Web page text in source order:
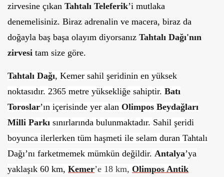
zirvesine çıkan Tahtalı Teleferik’i mutlaka
denemelisiniz. Biraz adrenalin ve macera, biraz da
doğayla baş başa olayım diyorsanız Tahtalı Dağı'nın
zirvesi tam size göre.
Tahtalı Dağı, Kemer sahil şeridinin en yüksek
noktasıdır. 2365 metre yüksekliğe sahiptir. Batı
Toroslar’ın içerisinde yer alan Olimpos Beydağları
Milli Parkı sınırlarında bulunmaktadır. Sahil şeridi
boyunca ilerlerken tüm haşmeti ile selam duran Tahtalı
Dağı’nı farketmemek mümkün değildir. Antalya’ya
yaklaşık 60 km, Kemer’e 18 km, Olimpos Antik